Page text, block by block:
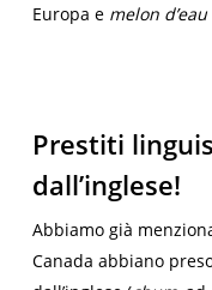
Europa e melon d’eau
Prestiti
dall’inglese!
Abbiamo già
Canada abbiano